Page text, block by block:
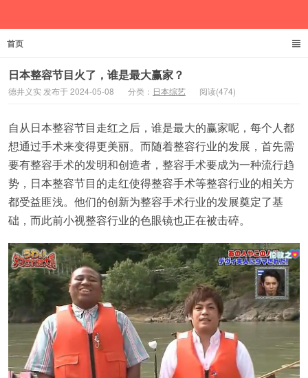
首页
日本整容节目火了，谁是最大赢家？
德井义实 发布于 2024-05-08 分类： 日本综艺 阅读(474)
自从日本整容节目走红之后，谁是最大的赢家呢，每个人都
想通过手术来变得更美丽。而随着整容行业的发展，首先需
要有整容手术的发明和创造者，整容手术要成为一种流行趋
势，日本整容节目的走红使得整容手术等整容行业的相关方
都受益匪浅。他们的创新为整容手术行业的发展奠定了基
础，而此前小视整容行业的色眼镜也正在被击碎。